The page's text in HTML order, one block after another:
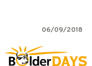
06/09/2018